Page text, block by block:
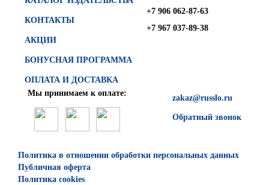
КОНТАКТЫ
АКЦИИ
БОНУСНАЯ ПРОГРАММА
ОПЛАТА И ДОСТАВКА
+7 906 062-87-63
+7 967 037-89-38
zakaz@russlo.ru
Обратный звонок
Мы принимаем к оплате:
Политика в отношении обработки персональных данных
Публичная оферта
Политика cookies